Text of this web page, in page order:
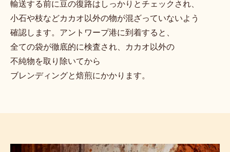
輸送する前に豆の復路はしっかりとチェックされ、
小石や枝などカカオ以外の物が混ざっていないよう
確認します。アントワープ港に到着すると、
全ての袋が徹底的に検査され、カカオ以外の
不純物を取り除いてから
ブレンディングと焙煎にかかります。